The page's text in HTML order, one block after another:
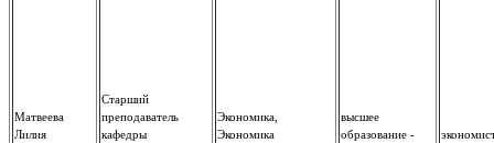
Матвеева
Лилия
Старший
преподаватель
кафедры
Экономика,
Экономика
высшее
образование -